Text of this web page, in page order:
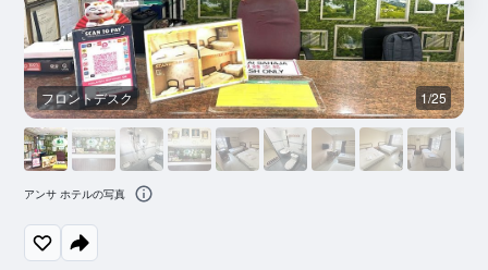
フロントデスク 1/25
アンサ ホテルの写真